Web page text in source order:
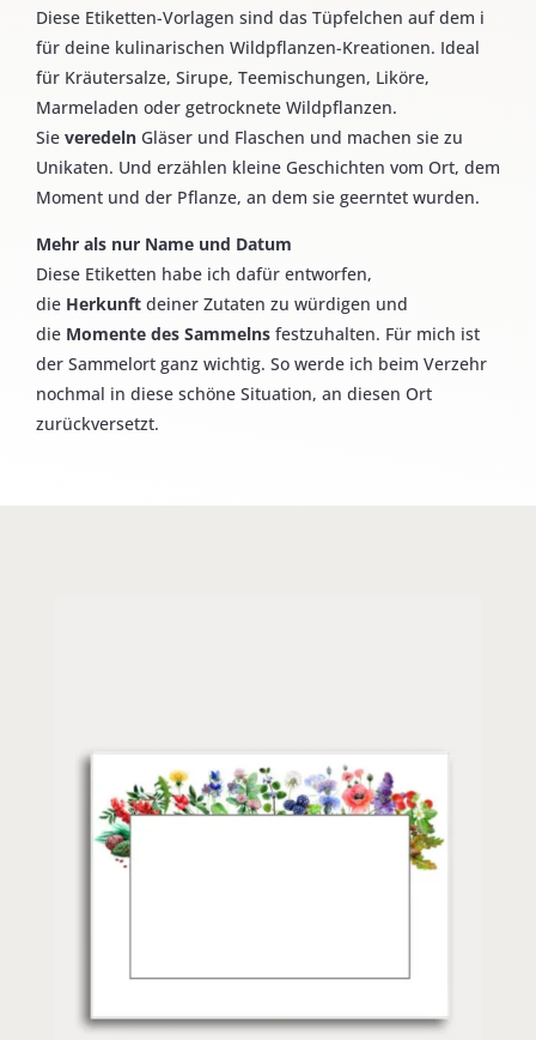
Diese Etiketten-Vorlagen sind das Tüpfelchen auf dem i
für deine kulinarischen Wildpflanzen-Kreationen. Ideal
für Kräutersalze, Sirupe, Teemischungen, Liköre,
Marmeladen oder getrocknete Wildpflanzen.
Sie veredeln Gläser und Flaschen und machen sie zu
Unikaten. Und erzählen kleine Geschichten vom Ort, dem
Moment und der Pflanze, an dem sie geerntet wurden.
Mehr als nur Name und Datum
Diese Etiketten habe ich dafür entworfen,
die Herkunft deiner Zutaten zu würdigen und
die Momente des Sammelns festzuhalten. Für mich ist
der Sammelort ganz wichtig. So werde ich beim Verzehr
nochmal in diese schöne Situation, an diesen Ort
zurückversetzt.